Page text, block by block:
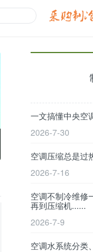
一文搞懂中央空
2026-7-30
空调压缩总是过
2026-7-16
空调不制冷维修
再到压缩机......
2026-7-9
空调水系统分类